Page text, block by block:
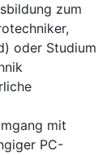
zum
oder Studium
mit
PC-